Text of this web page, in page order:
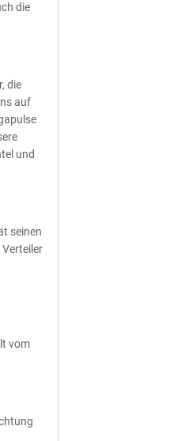
die
die
auf
und
seinen
vom